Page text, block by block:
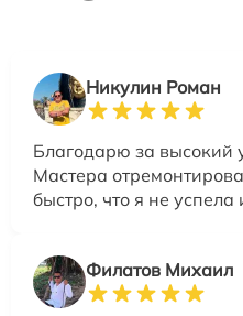
Никулин Роман
Благодарю за высокий
Мастера
быстро, что я не успела
Филатов Михаил